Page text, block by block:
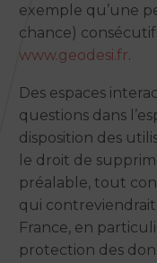
exemple qu’une
chance)
www.geodesi.fr.
Des espaces
questions dans
disposition des
le droit de
préalable, tout
qui
France, en
protection des